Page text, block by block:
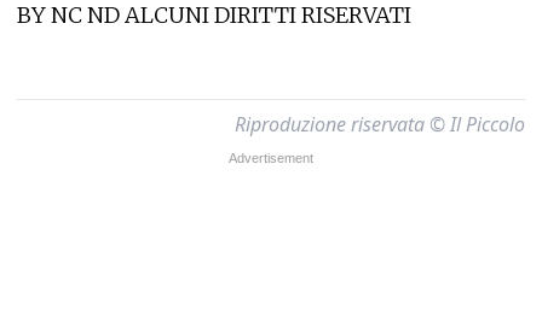
BY NC ND ALCUNI DIRITTI RISERVATI
Riproduzione riservata © Il Piccolo